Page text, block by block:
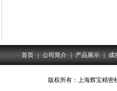
首页 公司简介 产品展示 成
版权所有：上海辉宝精密